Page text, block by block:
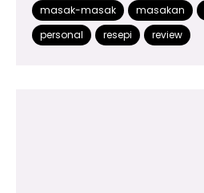
2014
masak-masak
masakan
personal
resepi review